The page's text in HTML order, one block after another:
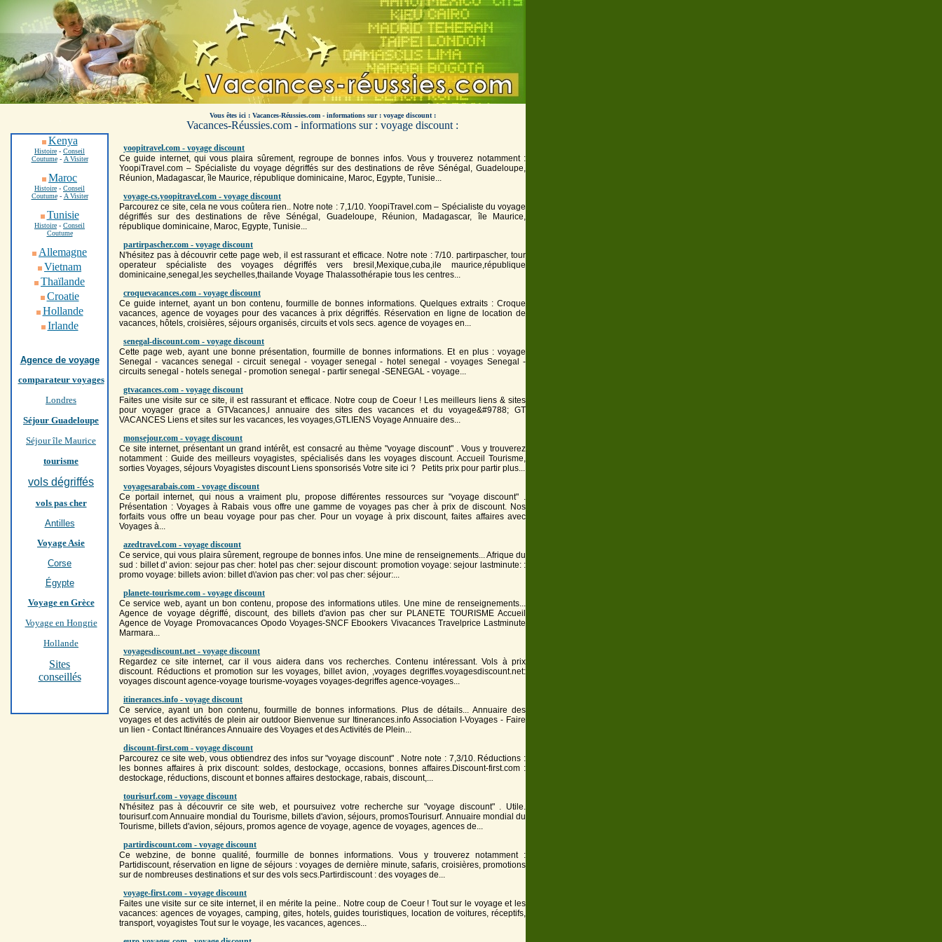
.
Kenya
Histoire - Conseil
Coutume - A Visiter
Maroc
Histoire - Conseil
Coutume- A Visiter
Tunisie
Histoire - Conseil
Coutume
Allemagne
Vietnam
Thaïlande
Croatie
Hollande
Irlande
Agence de voyage
comparateur voyages
Londres
Séjour Guadeloupe
Séjour île Maurice
tourisme
vols dégriffés
vols pas cher
Antilles
Voyage Asie
Corse
Égypte
Voyage en Grèce
Voyage en Hongrie
Hollande
Sites
conseillés
Vous êtes ici : Vacances-Réussies.com - informations sur : voyage discount :
Vacances-Réussies.com - informations sur : voyage discount :
yoopitravel.com - voyage discount
Ce guide internet, qui vous plaira sûrement, regroupe de bonnes infos. Vous y trouverez notamment :
YoopiTravel.com – Spécialiste du voyage dégriffés sur des destinations de rêve Sénégal, Guadeloupe,
Réunion, Madagascar, île Maurice, république dominicaine, Maroc, Egypte, Tunisie...
voyage-cs.yoopitravel.com - voyage discount
Parcourez ce site, cela ne vous coûtera rien.. Notre note : 7,1/10. YoopiTravel.com – Spécialiste du voyage
dégriffés sur des destinations de rêve Sénégal, Guadeloupe, Réunion, Madagascar, île Maurice,
république dominicaine, Maroc, Egypte, Tunisie...
partirpascher.com - voyage discount
N'hésitez pas à découvrir cette page web, il est rassurant et efficace. Notre note : 7/10. partirpascher, tour
operateur spécialiste desvoyages dégriffés vers bresil,Mexique,cuba,ile maurice,république
dominicaine,senegal,les seychelles,thailande Voyage Thalassothérapie tous les centres...
croquevacances.com - voyage discount
Ce guide internet, ayant un bon contenu, fourmille de bonnes informations. Quelques extraits : Croque
vacances, agence devoyages pour des vacances à prix dégriffés. Réservation en ligne de location de
vacances, hôtels, croisières, séjours organisés, circuits et vols secs. agence de voyages en...
senegal-discount.com - voyage discount
Cette page web, ayant une bonne présentation, fourmille de bonnes informations. Et en plus : voyage
Senegal - vacances senegal - circuit senegal - voyager senegal - hotel senegal -voyages Senegal -
circuits senegal - hotels senegal - promotion senegal - partir senegal -SENEGAL - voyage...
gtvacances.com - voyage discount
Faites une visite sur ce site, il est rassurant et efficace. Notre coup de Coeur ! Les meilleurs liens & sites
pourvoyager grace a GTVacances,l annuaire des sites des vacances et du voyage&#9788; GT
VACANCES Liens et sites sur les vacances, les voyages,GTLIENS Voyage Annuaire des...
monsejour.com - voyage discount
Ce site internet, présentant un grand intérêt, est consacré au thème "voyage discount" . Vous y trouverez
notamment : Guide des meilleurs voyagistes, spécialisés dans les voyages discount. Accueil Tourisme,
sorties Voyages, séjours Voyagistes discountLiens sponsorisés Votre site ici ? Petits prix pour partir plus...
voyagesarabais.com - voyage discount
Ce portail internet, qui nous a vraiment plu, propose différentes ressources sur "voyage discount" .
Présentation :Voyages à Rabais vous offre une gamme devoyages pas cher à prix de discount. Nos
forfaits vous offre un beauvoyage pour pas cher. Pour unvoyage à prixdiscount, faites affaires avec
Voyages à...
azedtravel.com - voyage discount
Ce service, qui vous plaira sûrement, regroupe de bonnes infos. Une mine de renseignements... Afrique du
sud : billet d' avion: sejour pas cher: hotel pas cher: sejourdiscount: promotion voyage: sejour lastminute: :
promo voyage: billets avion: billet d\'avion pas cher: vol pas cher: séjour:...
planete-tourisme.com - voyage discount
Ce service web, ayant un bon contenu, propose des informations utiles. Une mine de renseignements...
Agence de voyage dégriffé,discount, des billets d'avion pas cher sur PLANETE TOURISME Accueil
Agence deVoyage Promovacances OpodoVoyages-SNCF Ebookers Vivacances Travelprice Lastminute
Marmara...
voyagesdiscount.net - voyage discount
Regardez ce site internet, car il vous aidera dans vos recherches. Contenu intéressant. Vols à prix
discount. Réductions et promotion sur lesvoyages, billet avion, ,voyages degriffes.voyagesdiscount.net:
voyages discountagence-voyage tourisme-voyages voyages-degriffes agence-voyages...
itinerances.info - voyage discount
Ce service, ayant un bon contenu, fourmille de bonnes informations. Plus de détails... Annuaire des
voyages et des activités de plein air outdoor Bienvenue sur Itinerances.info Association I-Voyages - Faire
un lien - Contact Itinérances Annuaire des Voyages et des Activités de Plein...
discount-first.com - voyage discount
Parcourez ce site web, vous obtiendrez des infos sur "voyage discount" . Notre note : 7,3/10. Réductions :
les bonnes affaires à prixdiscount: soldes, destockage, occasions, bonnes affaires.Discount-first.com :
destockage, réductions, discountet bonnes affaires destockage, rabais, discount,...
tourisurf.com - voyage discount
N'hésitez pas à découvrir ce site web, et poursuivez votre recherche sur "voyage discount" . Utile.
tourisurf.com Annuaire mondial du Tourisme, billets d'avion, séjours, promosTourisurf. Annuaire mondial du
Tourisme, billets d'avion, séjours, promos agence de voyage, agence de voyages, agences de...
partirdiscount.com - voyage discount
Ce webzine, de bonne qualité, fourmille de bonnes informations. Vous y trouverez notamment :
Partidiscount, réservation en ligne de séjours :voyages de dernière minute, safaris, croisières, promotions
sur de nombreuses destinations et sur des vols secs.Partirdiscount : des voyages de...
voyage-first.com - voyage discount
Faites une visite sur ce site internet, il en mérite la peine.. Notre coup de Coeur ! Tout sur le voyage et les
vacances: agences devoyages, camping, gites, hotels, guides touristiques, location de voitures, réceptifs,
transport, voyagistes Tout sur le voyage, les vacances, agences...